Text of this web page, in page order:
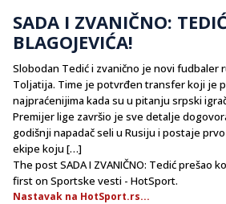
SADA I ZVANIČNO:
BLAGOJEVIĆA!
Slobodan Tedić i zvanično je novi fudbaler
Toljatija. Time je potvrđen transfer koji je
najpraćenijima kada su u pitanju srpski
Premijer lige završio je sve detalje
godišnji napadač seli u Rusiju i postaje
ekipe koju […]
The post SADA I ZVANIČNO: Tedić prešao
first on Sportske vesti - HotSport.
Nastavak na HotSport.rs...